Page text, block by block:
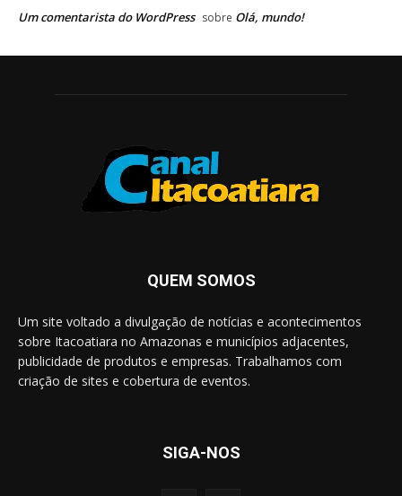
Um comentarista do WordPress sobre Olá, mundo!
QUEM SOMOS
Um site voltado a divulgação de notícias e acontecimentos
sobre Itacoatiara no Amazonas e municípios adjacentes,
publicidade de produtos e empresas. Trabalhamos com
criação de sites e cobertura de eventos.
SIGA-NOS